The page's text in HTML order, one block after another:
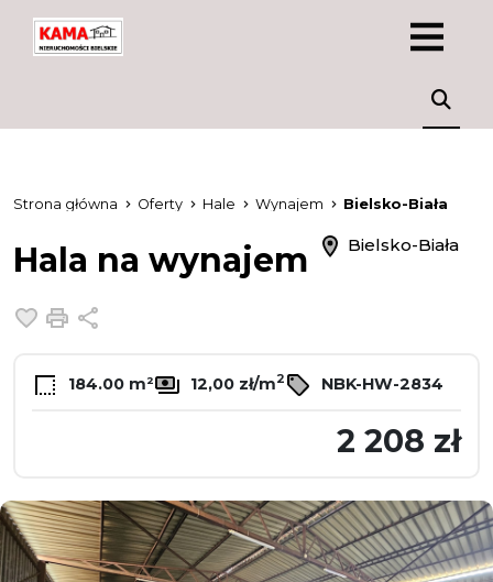
Strona główna Oferty Hale Wynajem Bielsko-Biała
Hala na wynajem Bielsko-Biała
Dodaj do ulubionych
Drukuj
184.00 m² 12,00 zł/m2 NBK-HW-2834
2 208 zł